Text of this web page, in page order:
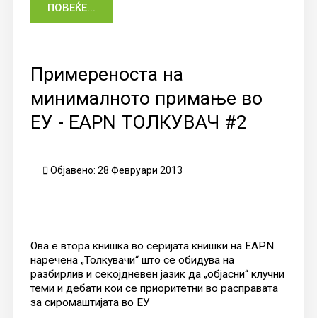
ПОВЕЌЕ...
Примереностa на
минималното примање во
ЕУ - EAPN ТОЛКУВАЧ #2
Објавено: 28 Февруари 2013
Ова е втора книшка во серијата книшки на EAPN
наречена „Толкувачи“ што се обидува на
разбирлив и секојдневен јазик да „објасни“ клучни
теми и дебати кои се приоритетни во расправата
за сиромаштијата во ЕУ